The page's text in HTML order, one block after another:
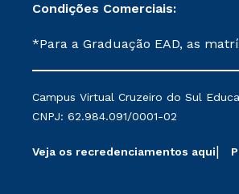
Condições Comerciais:
*Para a Graduação EAD, as
mantidos conforme
serviços.
Campus Virtual Cruzeiro do Sul
CNPJ: 62.984.091/0001-02
Veja os recredenciamentos aqui